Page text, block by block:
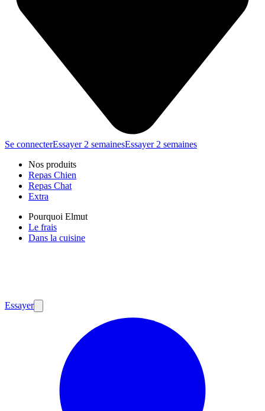
Se connecterEssayer 2 semainesEssayer 2 semaines
Nos produits
Repas Chien
Repas Chat
Extra
Pourquoi Elmut
Le frais
Dans la cuisine
Essayer